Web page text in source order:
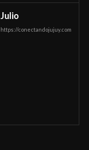
Julio
https://conectandojujuy.com